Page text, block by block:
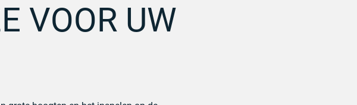
VOOR UW